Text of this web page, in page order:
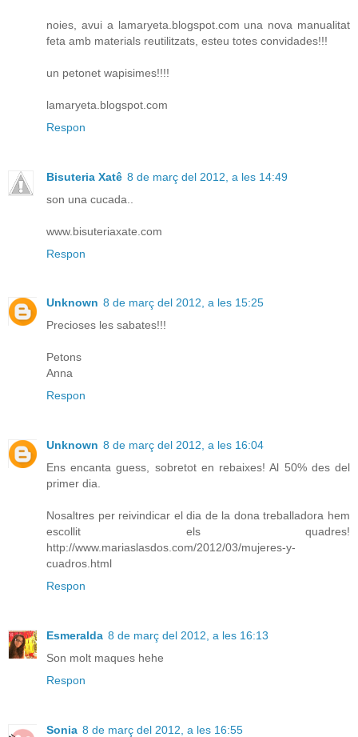
noies, avui a lamaryeta.blogspot.com una nova manualitat
feta amb materials reutilitzats, esteu totes convidades!!!
un petonet wapisimes!!!!
lamaryeta.blogspot.com
Respon
Bisuteria Xatê 8 de març del 2012, a les 14:49
son una cucada..
www.bisuteriaxate.com
Respon
Unknown 8 de març del 2012, a les 15:25
Precioses les sabates!!!
Petons
Anna
Respon
Unknown 8 de març del 2012, a les 16:04
Ens encanta guess, sobretot en rebaixes! Al 50% des del
primer dia.
Nosaltres per reivindicar el dia de la dona treballadora hem
escollit els quadres!
http://www.mariaslasdos.com/2012/03/mujeres-y-
cuadros.html
Respon
Esmeralda 8 de març del 2012, a les 16:13
Son molt maques hehe
Respon
Sonia 8 de març del 2012, a les 16:55